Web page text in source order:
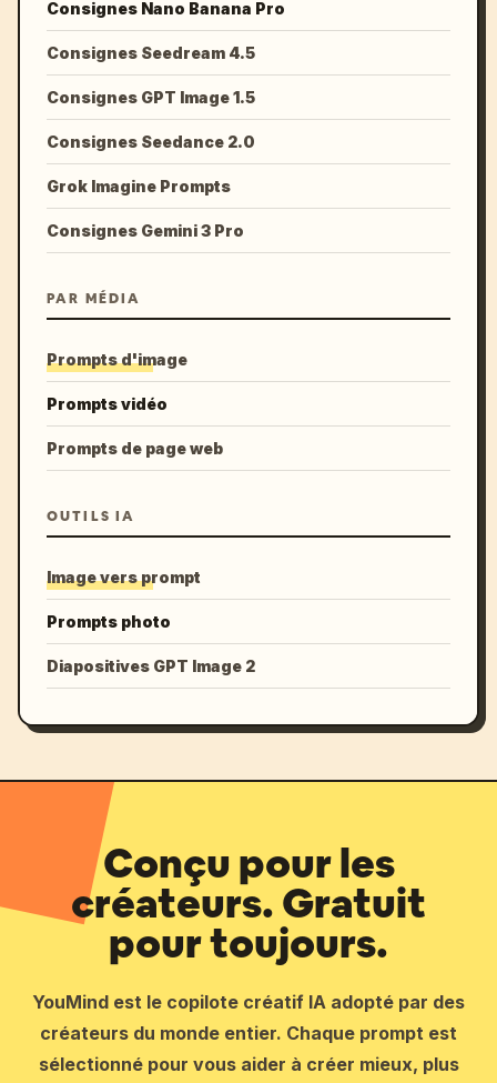
Consignes Nano Banana Pro
Consignes Seedream 4.5
Consignes GPT Image 1.5
Consignes Seedance 2.0
Grok Imagine Prompts
Consignes Gemini 3 Pro
PAR MÉDIA
Prompts d'image
Prompts vidéo
Prompts de page web
OUTILS IA
Image vers prompt
Prompts photo
Diapositives GPT Image 2
Conçu pour les
créateurs. Gratuit
pour toujours.
YouMind est le copilote créatif IA adopté par des
créateurs du monde entier. Chaque prompt est
sélectionné pour vous aider à créer mieux, plus